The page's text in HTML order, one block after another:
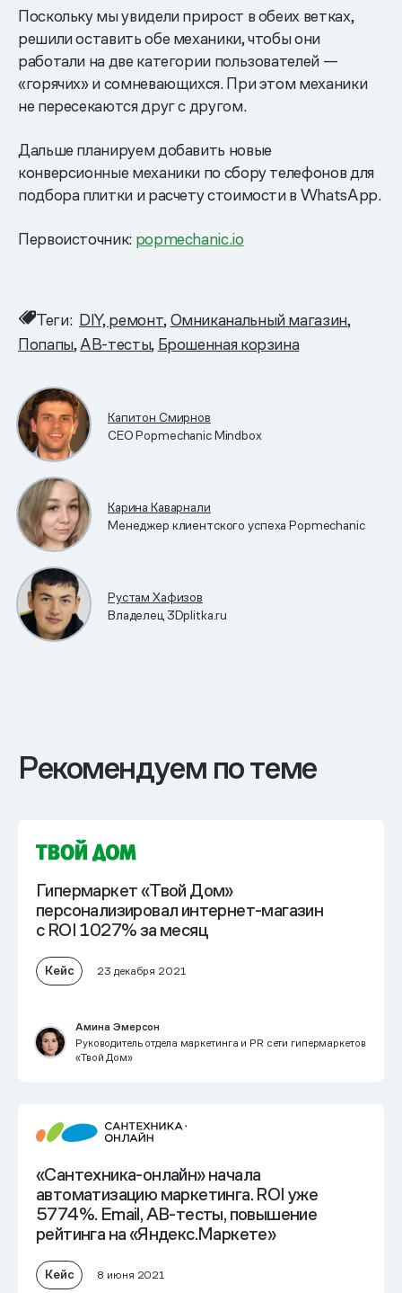
Поскольку мы увидели прирост в обеих ветках,
решили оставить обе механики, чтобы они
работали на две категории пользователей —
«горячих» и сомневающихся. При этом механики
не пересекаются друг с другом.
Дальше планируем добавить новые
конверсионные механики по сбору телефонов для
подбора плитки и расчету стоимости в WhatsApp.
Первоисточник: popmechanic.io
Теги: DIY, ремонт Омниканальный магазин
Попапы AB-тесты Брошенная корзина
Капитон Смирнов
CEO Popmechanic Mindbox
Карина Каварнали
Менеджер клиентского успеха Popmechanic
Рустам Хафизов
Владелец 3Dplitka.ru
Рекомендуем по теме
Гипермаркет «Твой Дом»
персонализировал интернет-магазин
с ROI 1027% за месяц
Кейс 23 декабря 2021
Амина Эмерсон
Руководитель отдела маркетинга и PR сети гипермаркетов
«Твой Дом»
«Сантехника-онлайн» начала
автоматизацию маркетинга. ROI уже
5774%. Email, AB-тесты, повышение
рейтинга на «Яндекс.Маркете»
Кейс 8 июня 2021